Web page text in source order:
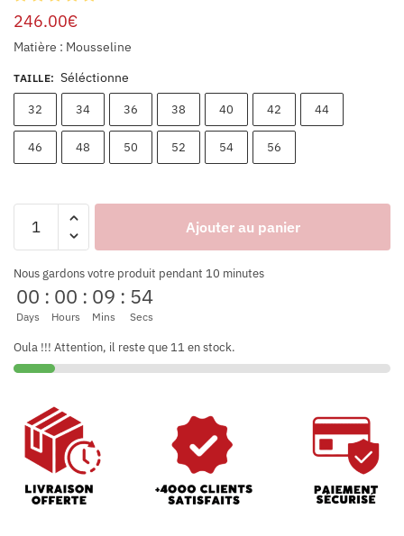
246.00€
Matière : Mousseline
TAILLE: Séléctionne
32 34 36 38 40 42 44
46 48 50 52 54 56
Ajouter au panier
Nous gardons votre produit pendant 10 minutes
00
Days
: 00
Hours
: 09
Mins
: 53
Secs
Oula !!! Attention, il reste que 11 en stock.